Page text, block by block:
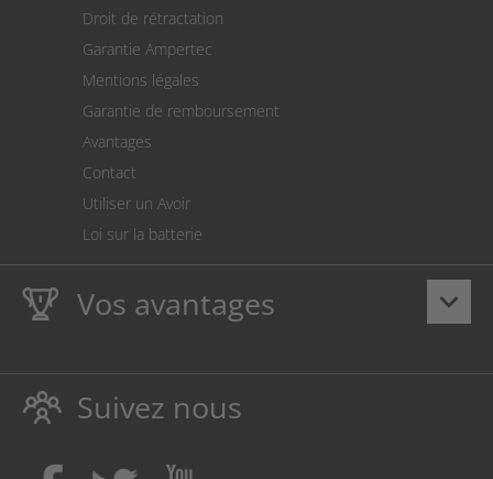
Le calculateur des frais de port
Paramètres des cookies
Droit de rétractation
Garantie Ampertec
Mentions légales
Garantie de remboursement
Avantages
Contact
Utiliser un Avoir
Loi sur la batterie
keyboard_arrow_down
Vos avantages
LaAmpertec Garantie à viesur les encres et toners
protège également votre imprimante.
Suivez nous